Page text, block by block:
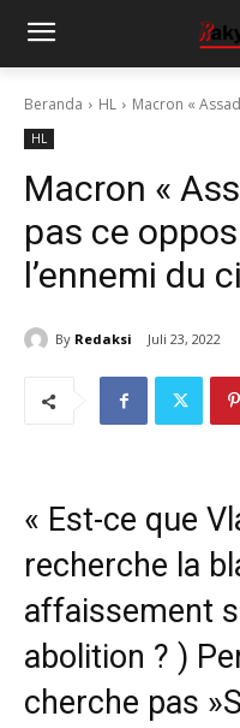
Beranda HL Macron «
HL
Macron «
pas ce
l’ennemi du
By Redaksi Juli 23, 2022
« Est-ce que
recherche la
affaissement
abolition ? )
cherche pas